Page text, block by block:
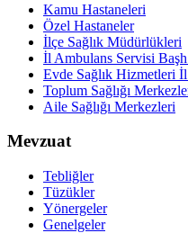
Kamu Hastaneleri
Özel Hastaneler
İlçe Sağlık Müdürlükleri
İl Ambulans Servisi
Evde Sağlık Hizmetleri
Toplum Sağlığı
Aile Sağlığı Merkezleri
Mevzuat
Tebliğler
Tüzükler
Yönergeler
Genelgeler